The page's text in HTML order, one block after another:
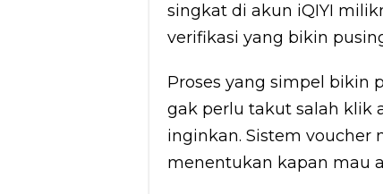
singkat di akun iQIYI
verifikasi yang bikin
Proses yang simpel bikin
gak perlu takut salah klik
inginkan. Sistem
menentukan kapan mau